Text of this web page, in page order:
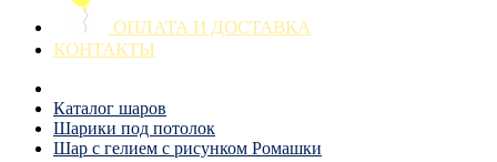
ОПЛАТА И ДОСТАВКА
КОНТАКТЫ
Каталог шаров
Шарики под потолок
Шар с гелием с рисунком Ромашки